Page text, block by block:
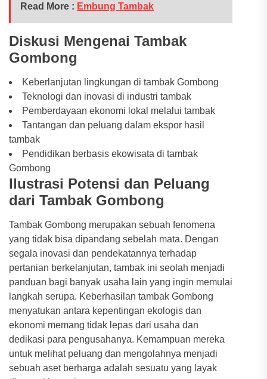
Read More : Embung Tambak
Diskusi Mengenai Tambak
Gombong
Keberlanjutan lingkungan di tambak Gombong
Teknologi dan inovasi di industri tambak
Pemberdayaan ekonomi lokal melalui tambak
Tantangan dan peluang dalam ekspor hasil
tambak
Pendidikan berbasis ekowisata di tambak
Gombong
Ilustrasi Potensi dan Peluang
dari Tambak Gombong
Tambak Gombong merupakan sebuah fenomena
yang tidak bisa dipandang sebelah mata. Dengan
segala inovasi dan pendekatannya terhadap
pertanian berkelanjutan, tambak ini seolah menjadi
panduan bagi banyak usaha lain yang ingin memulai
langkah serupa. Keberhasilan tambak Gombong
menyatukan antara kepentingan ekologis dan
ekonomi memang tidak lepas dari usaha dan
dedikasi para pengusahanya. Kemampuan mereka
untuk melihat peluang dan mengolahnya menjadi
sebuah aset berharga adalah sesuatu yang layak